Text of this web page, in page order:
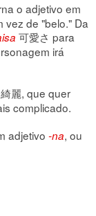
o adjetivo em
vez de "belo." Da
可愛さ para
irá
麗, que quer
complicado.
adjetivo -na, ou